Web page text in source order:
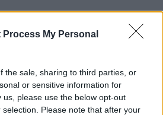
Process My Personal
the sale, sharing to third parties, or
or sensitive information for
please use the below opt-out
Please note that after your